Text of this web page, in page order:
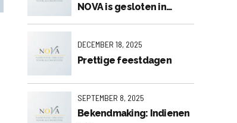
NOVA is gesloten in
DECEMBER 18, 2025
Prettige feestdagen
SEPTEMBER 8, 2025
Bekendmaking: Indienen